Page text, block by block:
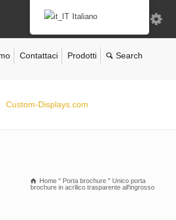
Contattaci Prodotti
Home " Porta brochure " Unico porta
brochure in acrilico trasparente all'ingrosso
Italiano